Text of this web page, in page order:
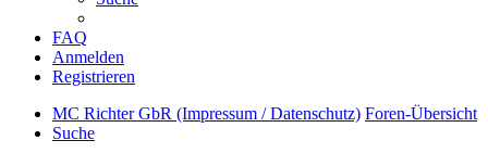
FAQ
Anmelden
Registrieren
MC Richter GbR (Impressum / Datenschutz) Foren-Übersicht
Suche